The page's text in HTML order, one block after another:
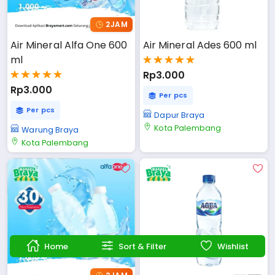
2JAM
Air Mineral Alfa One 600
ml
Rp3.000
Per pcs
Warung Braya
Kota Palembang
Air Mineral Ades 600 ml
Rp3.000
Per pcs
Dapur Braya
Kota Palembang
Home Sort & Filter Wishlist